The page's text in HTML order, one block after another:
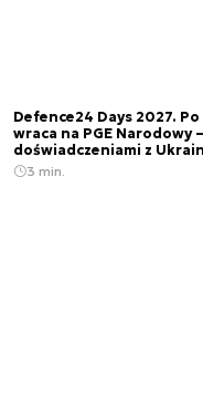
Defence24 Days 2027.
wraca na PGE Narodowy
doświadczeniami z
3 min.